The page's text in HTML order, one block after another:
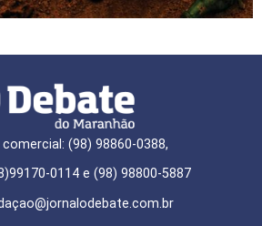
(98) 98860-0388,
0114 e (98) 98800-5887